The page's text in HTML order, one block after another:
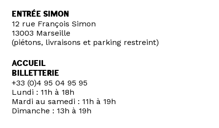
ENTRÉE SIMON
12 rue François Simon
13003 Marseille
(piétons, livraisons et parking restreint)
ACCUEIL
BILLETTERIE
+33 (0)4 95 04 95 95
Lundi : 11h à 18h
Mardi au samedi : 11h à 19h
Dimanche : 13h à 19h